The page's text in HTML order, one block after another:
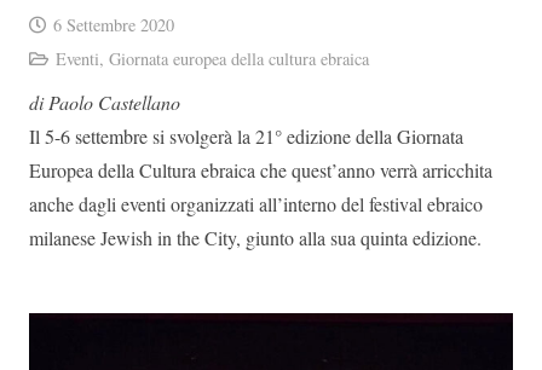
6 Settembre 2020
Eventi, Giornata europea della cultura ebraica
di Paolo Castellano
Il 5-6 settembre si svolgerà la 21° edizione della Giornata
Europea della Cultura ebraica che quest’anno verrà arricchita
anche dagli eventi organizzati all’interno del festival ebraico
milanese Jewish in the City, giunto alla sua quinta edizione.